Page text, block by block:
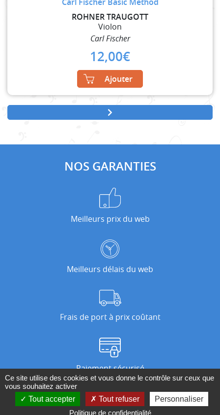
ROHNER TRAUGOTT
Violon
Carl Fischer
12,00€
Ajouter
NOS GARANTIES
Meilleurs prix du web
Meilleurs délais du web
Frais de port à prix coûtant
Paiement sécurisé
Nos magasins
Ce site utilise des cookies et vous donne le contrôle sur ceux que
vous souhaitez activer
Tout accepter
Tout refuser
Personnaliser
Politique de confidentialité